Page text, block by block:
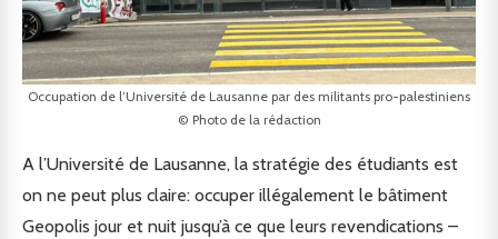
Occupation de l’Université de Lausanne par des militants pro-palestiniens
© Photo de la rédaction
A l’Université de Lausanne, la stratégie des étudiants est
on ne peut plus claire: occuper illégalement le bâtiment
Geopolis jour et nuit jusqu’à ce que leurs revendications –